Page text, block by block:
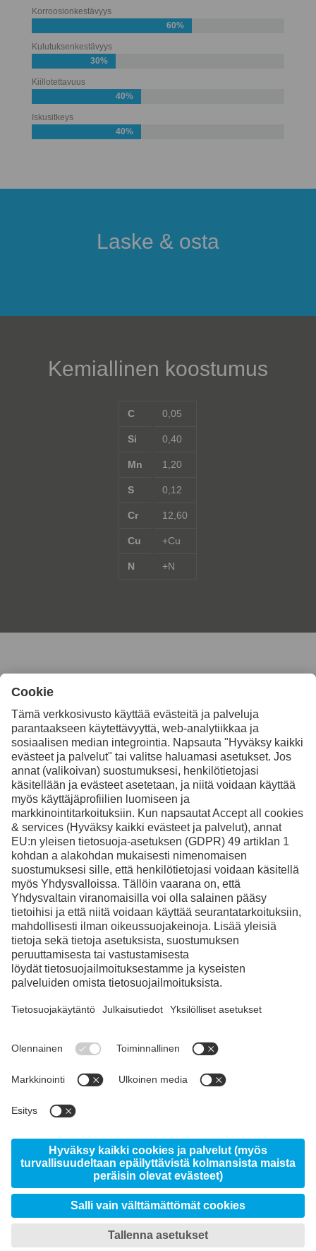
Korroosionkestävyys
60%
Kulutuksenkestävyys
30%
Kiillotettavuus
40%
Iskusitkeys
40%
Laske & osta
Kemiallinen koostumus
C
Si
Mn
S
Cr
Cu
N
0,05
0,40
1,20
0,12
12,60
+Cu
+N
Ota yhteyttä, jos haluat
lisätietoja
Ota yhteyttä
Facebook
Instagram
LinkedIn
© 2026 voestalpine High Performance Metals Finland
Oy Ab, Ritakuja 1, FI-01740 Vantaa
Sivustosta
Tietoja Uddeholmista
Uutiset
Data protection/privacy
Imprint
Lataukset
Omat tietosuoja-asetukset